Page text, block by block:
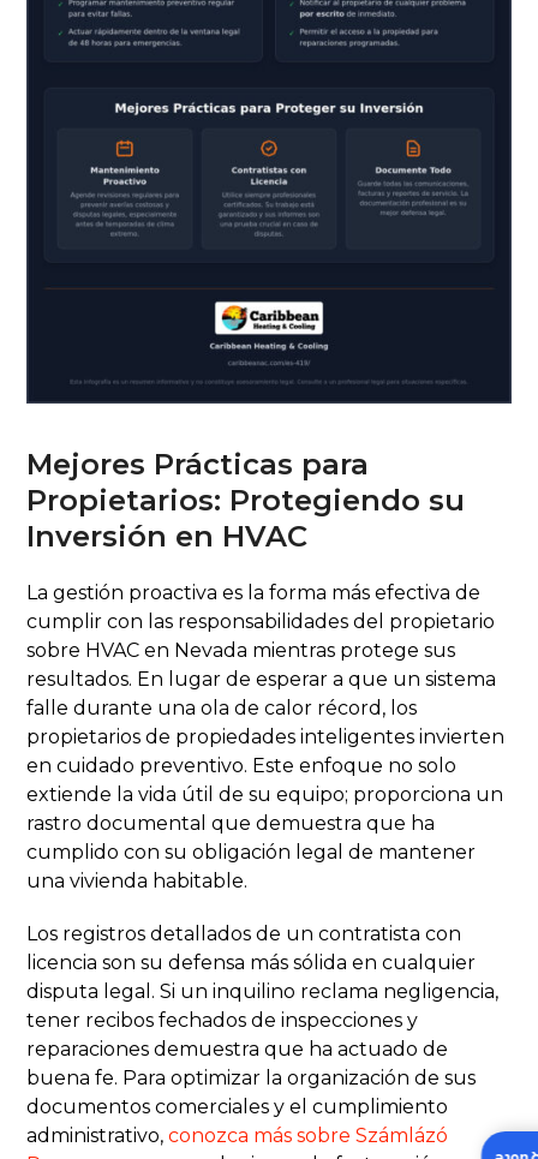
Mejores Prácticas para
Propietarios: Protegiendo su
Inversión en HVAC
La gestión proactiva es la forma más efectiva de
cumplir con las responsabilidades del propietario
sobre HVAC en Nevada mientras protege sus
resultados. En lugar de esperar a que un sistema
falle durante una ola de calor récord, los
propietarios de propiedades inteligentes invierten
en cuidado preventivo. Este enfoque no solo
extiende la vida útil de su equipo; proporciona un
rastro documental que demuestra que ha
cumplido con su obligación legal de mantener
una vivienda habitable.
Los registros detallados de un contratista con
licencia son su defensa más sólida en cualquier
disputa legal. Si un inquilino reclama negligencia,
tener recibos fechados de inspecciones y
reparaciones demuestra que ha actuado de
buena fe. Para optimizar la organización de sus
documentos comerciales y el cumplimiento
administrativo,conozca más sobre Számlázó